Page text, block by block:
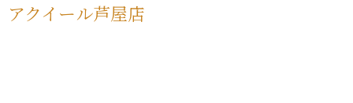
アクイール芦屋店